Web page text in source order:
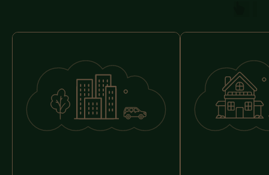
Получить билет